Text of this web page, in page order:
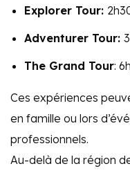
Explorer Tour:
Adventurer Tour:
The Grand Tour:
Ces expériences
en famille ou lors
professionnels.
Au-delà de la région